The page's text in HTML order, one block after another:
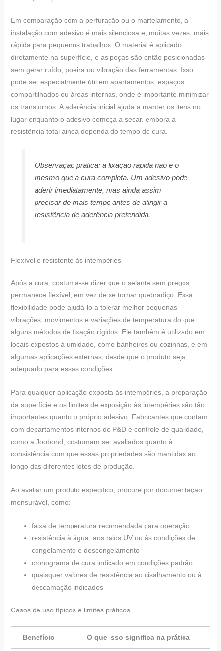
Em comparação com a perfuração ou o martelamento, a
instalação com adesivo é mais silenciosa e, muitas vezes, mais
rápida para pequenos trabalhos. O material é aplicado
diretamente na superfície, e as peças são então posicionadas
sem gerar ruído, poeira ou vibração das ferramentas. Isso
pode ser especialmente útil em apartamentos, espaços
compartilhados ou áreas internas, onde é importante minimizar
os transtornos. A aderência inicial ajuda a manter os itens no
lugar enquanto o adesivo começa a secar, embora a
resistência total ainda dependa do tempo de cura.
Observação prática: a fixação rápida não é o
mesmo que a cura completa. Um adesivo pode
aderir imediatamente, mas ainda assim
precisar de mais tempo antes de atingir a
resistência de aderência pretendida.
Flexível e resistente às intempéries
Após a cura, costuma-se dizer que o selante sem pregos
permanece flexível, em vez de se tornar quebradiço. Essa
flexibilidade pode ajudá-lo a tolerar melhor pequenas
vibrações, movimentos e variações de temperatura do que
alguns métodos de fixação rígidos. Ele também é utilizado em
locais expostos à umidade, como banheiros ou cozinhas, e em
algumas aplicações externas, desde que o produto seja
adequado para essas condições.
Para qualquer aplicação exposta às intempéries, a preparação
da superfície e os limites de exposição às intempéries são tão
importantes quanto o próprio adesivo. Fabricantes que contam
com departamentos internos de P&D e controle de qualidade,
como a Joobond, costumam ser avaliados quanto à
consistência com que essas propriedades são mantidas ao
longo das diferentes lotes de produção.
Ao avaliar um produto específico, procure por documentação
mensurável, como:
faixa de temperatura recomendada para operação
resistência à água, aos raios UV ou às condições de
congelamento e descongelamento
cronograma de cura indicado em condições padrão
quaisquer valores de resistência ao cisalhamento ou à
descamação indicados
Casos de uso típicos e limites práticos
Benefício O que isso significa na prática